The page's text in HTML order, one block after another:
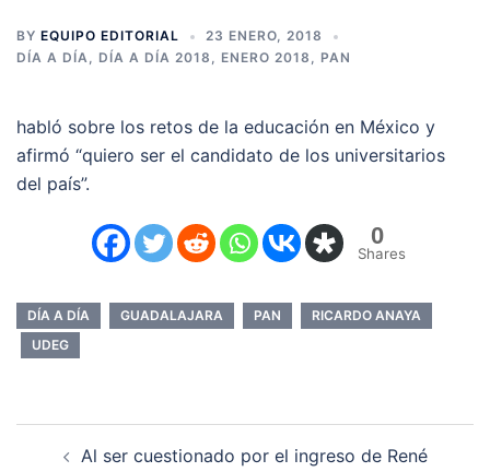
BY EQUIPO EDITORIAL
23 ENERO, 2018
DÍA A DÍA, DÍA A DÍA 2018 , ENERO 2018 , PAN
habló sobre los retos de la educación en México y
afirmó “quiero ser el candidato de los universitarios
del país”.
0
Shares
DÍA A DÍA GUADALAJARA PAN
RICARDO ANAYA
UDEG
Al ser cuestionado por el ingreso de René